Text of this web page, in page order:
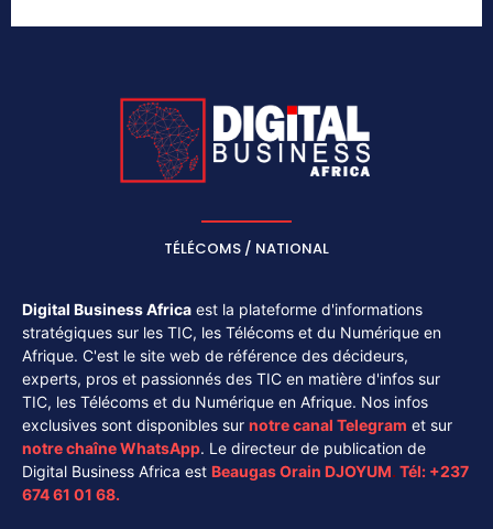
TÉLÉCOMS / NATIONAL
Digital Business Africa est la plateforme d'informations
stratégiques sur les TIC, les Télécoms et du Numérique en
Afrique. C'est le site web de référence des décideurs,
experts, pros et passionnés des TIC en matière d'infos sur
TIC, les Télécoms et du Numérique en Afrique. Nos infos
exclusives sont disponibles sur notre canal Telegram et sur
notre chaîneWhatsApp. Le directeur de publication de
Digital Business Africa est Beaugas Orain DJOYUM. Tél: +237
674 61 01 68.